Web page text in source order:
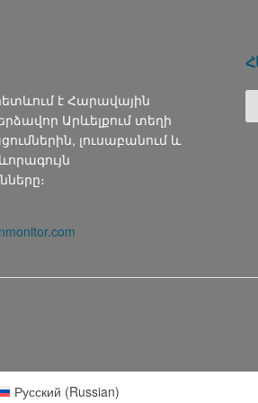
հետևում է Հարավային
Արևելքում տեղի
լուսաբանում և
Русский (Russian)